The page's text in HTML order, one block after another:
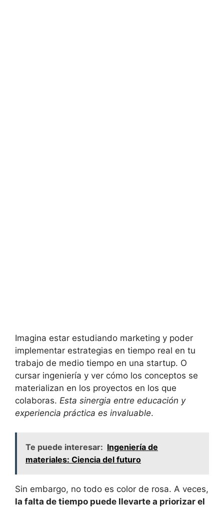
Imagina estar estudiando marketing y poder
implementar estrategias en tiempo real en tu
trabajo de medio tiempo en una startup. O
cursar ingeniería y ver cómo los conceptos se
materializan en los proyectos en los que
colaboras. Esta sinergia entre educación y
experiencia práctica es invaluable.
Te puede interesar: Ingeniería de
materiales: Ciencia del futuro
Sin embargo, no todo es color de rosa. A veces,
la falta de tiempo puede llevarte a priorizar el